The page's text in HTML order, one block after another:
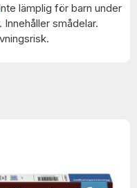
lämplig för barn under
Innehåller smådelar.